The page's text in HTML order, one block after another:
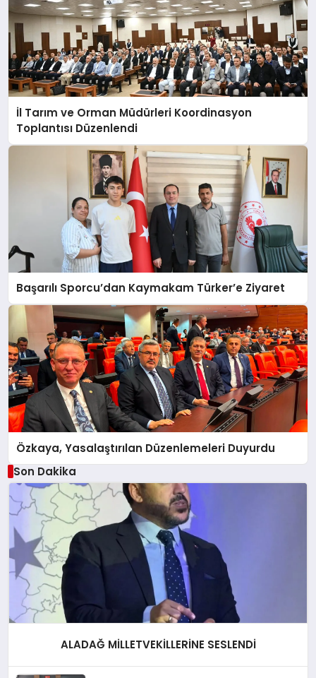
İl Tarım ve Orman Müdürleri Koordinasyon
Toplantısı Düzenlendi
Başarılı Sporcu’dan Kaymakam Türker’e Ziyaret
Özkaya, Yasalaştırılan Düzenlemeleri Duyurdu
Son Dakika
ALADAĞ MİLLETVEKİLLERİNE SESLENDİ